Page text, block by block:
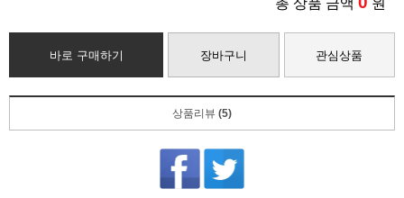
총 상품 금액 원
바로 구매하기 장바구니 관심상품
상품리뷰 (5)